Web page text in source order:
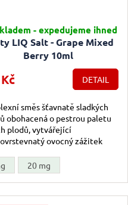
LIQ Salt - Grape Mixed
Berry 10ml
- expedujeme ihned
DETAIL
směs šťavnatě sladkých
obohacená o pestrou paletu
plodů, vytvářející
ovocný zážitek
20 mg